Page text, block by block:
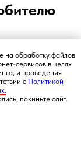
на обработку файлов
сервисов в целях
и проведения
с Политикой
покиньте сайт.